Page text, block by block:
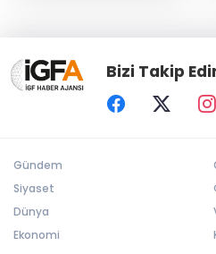
Bizi Takip
Gündem
Siyaset
Dünya
Ekonomi